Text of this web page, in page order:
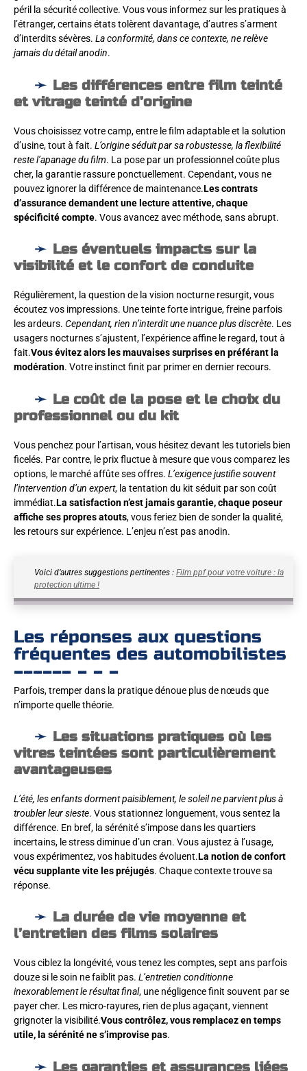
péril la sécurité collective. Vous vous informez sur les pratiques à
l’étranger, certains états tolèrent davantage, d’autres s’arment
d’interdits sévères. La conformité, dans ce contexte, ne relève
jamais du détail anodin.
Les différences entre film teinté
et vitrage teinté d’origine
Vous choisissez votre camp, entre le film adaptable et la solution
d’usine, tout à fait. L’origine séduit par sa robustesse, la flexibilité
reste l’apanage du film. La pose par un professionnel coûte plus
cher, la garantie rassure ponctuellement. Cependant, vous ne
pouvez ignorer la différence de maintenance.Les contrats
d’assurance demandent une lecture attentive, chaque
spécificité compte. Vous avancez avec méthode, sans abrupt.
Les éventuels impacts sur la
visibilité et le confort de conduite
Régulièrement, la question de la vision nocturne resurgit, vous
écoutez vos impressions. Une teinte forte intrigue, freine parfois
les ardeurs. Cependant, rien n’interdit une nuance plus discrète. Les
usagers nocturnes s’ajustent, l’expérience affine le regard, tout à
fait.Vous évitez alors les mauvaises surprises en préférant la
modération. Votre instinct finit par primer en dernier recours.
Le coût de la pose et le choix du
professionnel ou du kit
Vous penchez pour l’artisan, vous hésitez devant les tutoriels bien
ficelés. Par contre, le prix fluctue à mesure que vous comparez les
options, le marché affûte ses offres. L’exigence justifie souvent
l’intervention d’un expert, la tentation du kit séduit par son coût
immédiat.La satisfaction n’est jamais garantie, chaque poseur
affiche ses propres atouts, vous feriez bien de sonder la qualité,
les retours sur expérience. L’enjeu n’est pas anodin.
Voici d’autres suggestions pertinentes : Film ppf pour votre voiture : la
protection ultime !
Les réponses aux questions
fréquentes des automobilistes
Parfois, tremper dans la pratique dénoue plus de nœuds que
n’importe quelle théorie.
Les situations pratiques où les
vitres teintées sont particulièrement
avantageuses
L’été, les enfants dorment paisiblement, le soleil ne parvient plus à
troubler leur sieste. Vous stationnez longuement, vous sentez la
différence. En bref, la sérénité s’impose dans les quartiers
incertains, le stress diminue d’un cran. Vous ajustez à l’usage,
vous expérimentez, vos habitudes évoluent.La notion de confort
vécu supplante vite les préjugés. Chaque contexte trouve sa
réponse.
La durée de vie moyenne et
l’entretien des films solaires
Vous ciblez la longévité, vous tenez les comptes, sept ans parfois
douze si le soin ne faiblit pas. L’entretien conditionne
inexorablement le résultat final, une négligence finit souvent par se
payer cher. Les micro-rayures, rien de plus agaçant, viennent
grignoter la visibilité.Vous contrôlez, vous remplacez en temps
utile, la sérénité ne s’improvise pas.
Les garanties et assurances liées